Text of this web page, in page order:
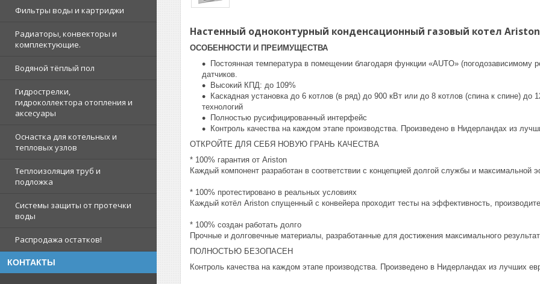
Фильтры воды и картриджи
Радиаторы, конвекторы и
комплектующие.
Водяной тёплый пол
Гидрострелки,
гидроколлектора отопления и
аксесуары
Оснастка для котельных и
тепловых узлов
Теплоизоляция труб и
подложка
Системы защиты от протечки
воды
Распродажа остатков!
КОНТАКТЫ
Настенный одноконтурный конденсационный газовый котел Ariston
ОСОБЕННОСТИ И ПРЕИМУЩЕСТВА
Постоянная температура в помещении благодаря функции «AUTO» (погодозависимому
датчиков.
Высокий КПД: до 109%
Каскадная установка до 6 котлов (в ряд) до 900 кВт или до 8 котлов (спина к спине)
технологий
Полностью русифицированный интерфейс
Контроль качества на каждом этапе производства. Произведено в Нидерландах из
ОТКРОЙТЕ ДЛЯ СЕБЯ НОВУЮ ГРАНЬ КАЧЕСТВА
* 100% гарантия от Ariston
Каждый компонент разработан в соответствии с концепцией долгой службы и максимальной
* 100% протестировано в реальных условиях
Каждый котёл Ariston спущенный с конвейера проходит тесты на эффективность,
* 100% создан работать долго
Прочные и долговечные материалы, разработанные для достижения максимального
ПОЛНОСТЬЮ БЕЗОПАСЕН
Контроль качества на каждом этапе производства. Произведено в Нидерландах из лучших